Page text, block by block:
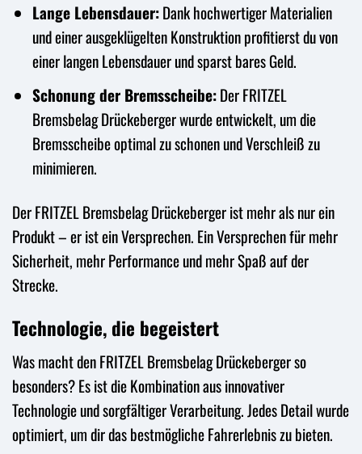
Lange Lebensdauer:Dank hochwertiger Materialien
und einer ausgeklügelten Konstruktion profitierst du von
einer langen Lebensdauer und sparst bares Geld.
Schonung der Bremsscheibe:Der FRITZEL
Bremsbelag Drückeberger wurde entwickelt, um die
Bremsscheibe optimal zu schonen und Verschleiß zu
minimieren.
Der FRITZEL Bremsbelag Drückeberger ist mehr als nur ein
Produkt – er ist ein Versprechen. Ein Versprechen für mehr
Sicherheit, mehr Performance und mehr Spaß auf der
Strecke.
Technologie, die begeistert
Was macht den FRITZEL Bremsbelag Drückeberger so
besonders? Es ist die Kombination aus innovativer
Technologie und sorgfältiger Verarbeitung. Jedes Detail wurde
optimiert, um dir das bestmögliche Fahrerlebnis zu bieten.